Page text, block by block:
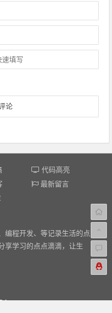
代码高亮
最新留言
编程开发、等记录生活的点
享学习的点点滴滴，让生